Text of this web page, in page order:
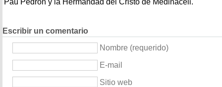
Escribir un comentario
Nombre (requerido)
E-mail
Sitio web